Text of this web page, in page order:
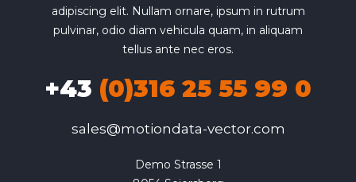
adipiscing elit. Nullam ornare, ipsum in rutrum
pulvinar, odio diam vehicula quam, in aliquam
tellus ante nec eros.
+43 (0)316 25 55 99 0
sales@motiondata-vector.com
Demo Strasse 1